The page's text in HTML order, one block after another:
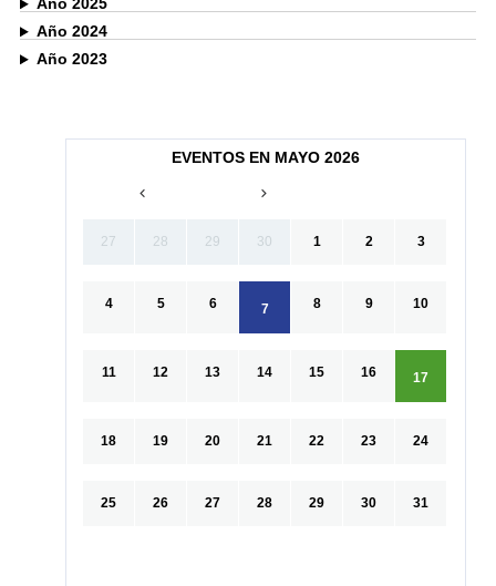
Año 2025
Año 2024
Año 2023
EVENTOS EN MAYO 2026
27 28 29 30 1 2 3
4 5 6 7 8 9 10
11 12 13 14 15 16 17
18 19 20 21 22 23 24
25 26 27 28 29 30 31